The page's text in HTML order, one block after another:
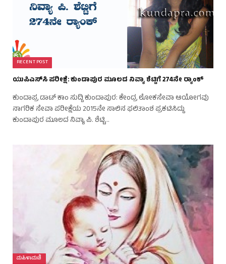
RECENT POST
ಯುಪಿಎಸ್‌ಸಿ ಪರೀಕ್ಷೆ: ಕುಂದಾಪುರ ಮೂಲದ ನಿವ್ಯಾ ಶೆಟ್ಟಿಗೆ 274ನೇ ರ‍್ಯಾಂಕ್
ಕುಂದಾಪ್ರ ಡಾಟ್ ಕಾಂ ಸುದ್ದಿ ಕುಂದಾಪುರ: ಕೇಂದ್ರ ಲೋಕಸೇವಾ ಆಯೋಗವು
ನಾಗರಿಕ ಸೇವಾ ಪರೀಕ್ಷೆಯ 2015ನೇ ಸಾಲಿನ ಫಲಿತಾಂಶ ಪ್ರಕಟಿಸಿದ್ದು
ಕುಂದಾಪುರ ಮೂಲದ ನಿವ್ಯಾ ಪಿ. ಶೆಟ್ಟಿ…
ಮಹಿಳಾಮಣಿ